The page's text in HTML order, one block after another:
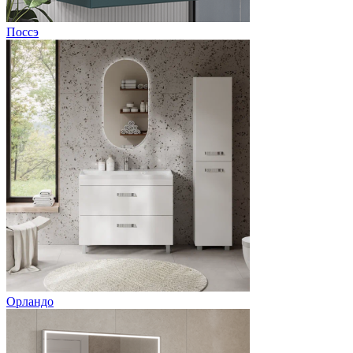
Поссэ
Орландо